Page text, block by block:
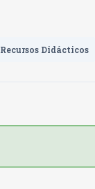
Recursos Didácticos